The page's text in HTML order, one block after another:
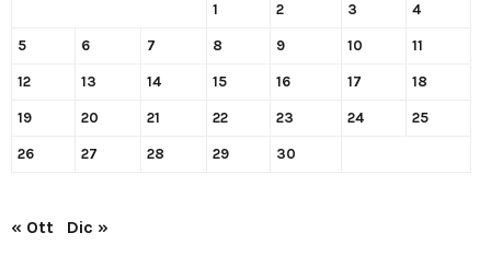
1 2 3 4
5 6 7 8 9 10 11
12 13 14 15 16 17 18
19 20 21 22 23 24 25
26 27 28 29 30
« Ott Dic »